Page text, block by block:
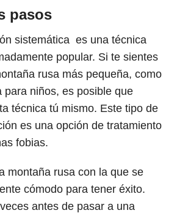
pasos
sistemática es una técnica
popular. Si te sientes
rusa más pequeña, como
para niños, es posible que
técnica tú mismo. Este tipo de
es una opción de tratamiento
fobias.
montaña rusa con la que se
cómodo para tener éxito.
antes de pasar a una